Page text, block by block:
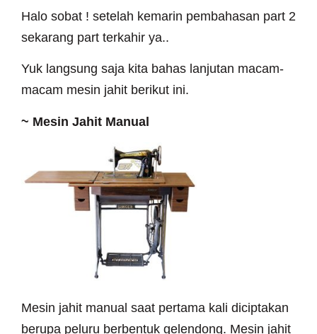
Halo sobat ! setelah kemarin pembahasan part 2
sekarang part terkahir ya..
Yuk langsung saja kita bahas lanjutan macam-
macam mesin jahit berikut ini.
~ Mesin Jahit Manual
Mesin jahit manual saat pertama kali diciptakan
berupa peluru berbentuk gelendong. Mesin jahit